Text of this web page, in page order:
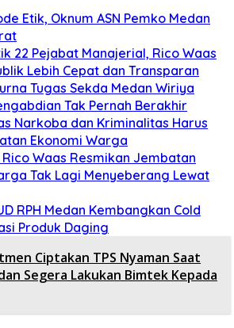
Etik, Oknum ASN Pemko Medan
22 Pejabat Manajerial, Rico Waas
Lebih Cepat dan Transparan
Tugas Sekda Medan Wiriya
Tak Pernah Berakhir
Narkoba dan Kriminalitas Harus
Ekonomi Warga
Waas Resmikan Jembatan
Tak Lagi Menyeberang Lewat
RPH Medan Kembangkan Cold
Produk Daging
Ciptakan TPS Nyaman Saat
Segera Lakukan Bimtek Kepada